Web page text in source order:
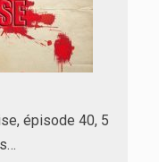
épisode 40, 5